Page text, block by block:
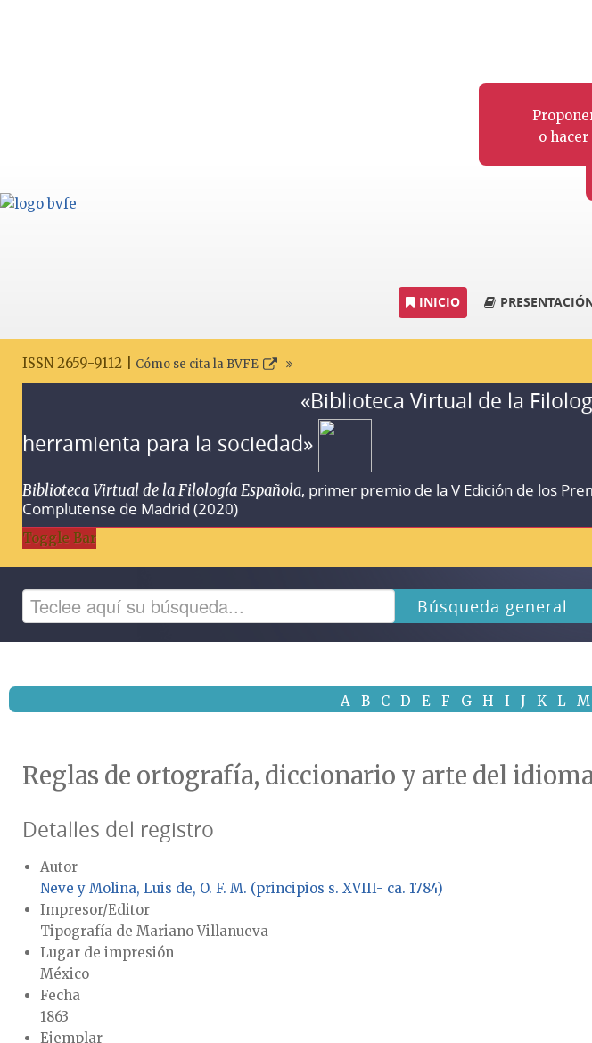
o
INICIO
ISSN 2659-9112 | Cómo se cita la BVFE
«Biblioteca Virtual de la
herramienta para la sociedad»
Biblioteca Virtual de la Filología Española, primer premio de la V Edición de los
Complutense de Madrid (2020)
Toggle Bar
Búsqueda general
A B C D E F G H I J K L M
Reglas de ortografía, diccionario y arte del
Detalles del registro
Autor
Neve y Molina, Luis de, O. F. M. (principios s. XVIII- ca. 1784)
Impresor/Editor
Tipografía de Mariano Villanueva
Lugar de impresión
México
Fecha
1863
Ejemplar